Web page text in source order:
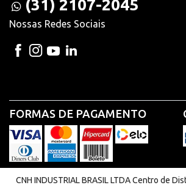
(31) 2107-2045
Nossas Redes Sociais
FORMAS DE PAGAMENTO
CNH INDUSTRIAL BRASIL LTDA Centro de